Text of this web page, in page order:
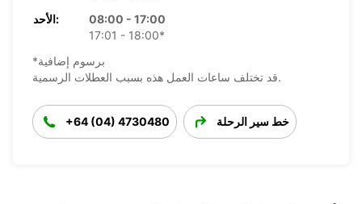
الأحد:
08:00 - 17:00
17:01 - 18:00*
*برسوم إضافية
قد تختلف ساعات العمل هذه بسبب العطلات الرسمية.
+64 (04) 4730480 خط سير الرحلة